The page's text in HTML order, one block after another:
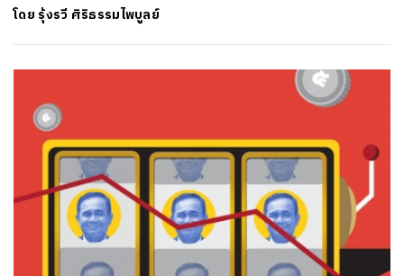
โดย รุ้งรวี ศิริธรรมไพบูลย์